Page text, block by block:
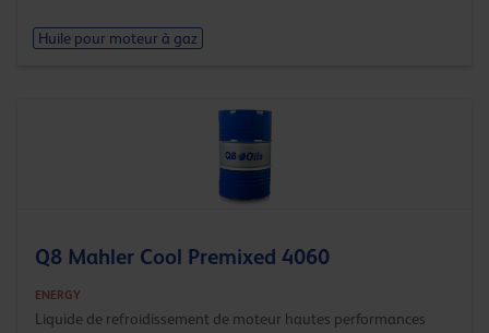
Huile pour moteur à gaz
Q8 Mahler Cool Premixed 4060
ENERGY
Liquide de refroidissement de moteur hautes performances